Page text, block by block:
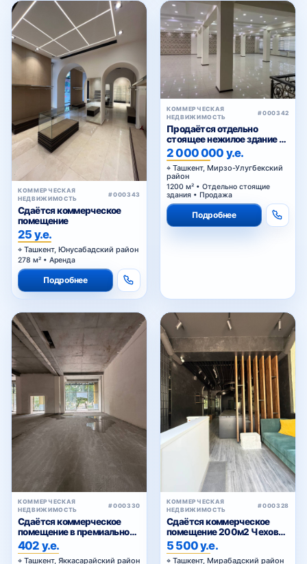
КОММЕРЧЕСКАЯ
НЕДВИЖИМОСТЬ
#000343
Сдаётся коммерческое
помещение
25 у.е.
Ташкент, Юнусабадский район
278 м² • Аренда
Подробнее
КОММЕРЧЕСКАЯ
НЕДВИЖИМОСТЬ
#000342
Продаётся отдельно
стоящее нежилое здание на
Паркенском
2 000 000 у.е.
Ташкент, Мирзо-Улугбекский
район
1200 м² • Отдельно стоящие
здания • Продажа
Подробнее
КОММЕРЧЕСКАЯ
НЕДВИЖИМОСТЬ
#000330
Сдаётся коммерческое
помещение в премиальном
жилом комплексе
402 у.е.
Ташкент, Яккасарайский район
КОММЕРЧЕСКАЯ
НЕДВИЖИМОСТЬ
#000328
Сдаётся коммерческое
помещение 200м2 Чехова,
Тараса Шевченко
5 500 у.е.
Ташкент, Мирабадский район